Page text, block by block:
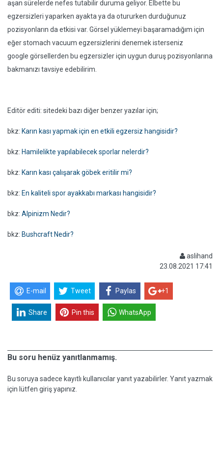
aşan sürelerde nefes tutabilir duruma geliyor. Elbette bu
egzersizleri yaparken ayakta ya da otururken durduğunuz
pozisyonların da etkisi var. Görsel yüklemeyi başaramadığım için
eğer stomach vacuum egzersizlerini denemek isterseniz
google görsellerden bu egzersizler için uygun duruş pozisyonlarına
bakmanızı tavsiye edebilirim.
Editör editi: sitedeki bazı diğer benzer yazılar için;
bkz: Karın kası yapmak için en etkili egzersiz hangisidir?
bkz: Hamilelikte yapılabilecek sporlar nelerdir?
bkz: Karın kası çalışarak göbek eritilir mi?
bkz: En kaliteli spor ayakkabı markası hangisidir?
bkz: Alpinizm Nedir?
bkz: Bushcraft Nedir?
aslihand
23.08.2021 17:41
E-mail Tweet Paylas +1
Share Pin this WhatsApp
Bu soru henüz yanıtlanmamış.
Bu soruya sadece kayıtlı kullanıcılar yanıt yazabilirler. Yanıt yazmak
için lütfen giriş yapınız.